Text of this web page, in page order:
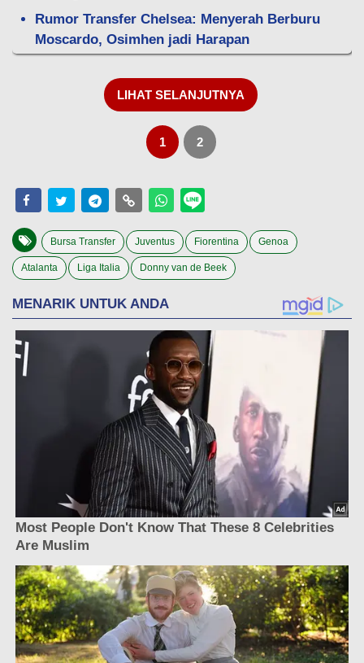
Rumor Transfer Chelsea: Menyerah Berburu
Moscardo, Osimhen jadi Harapan
LIHAT SELANJUTNYA
1 2
Bursa Transfer Juventus Fiorentina Genoa
Atalanta Liga Italia Donny van de Beek